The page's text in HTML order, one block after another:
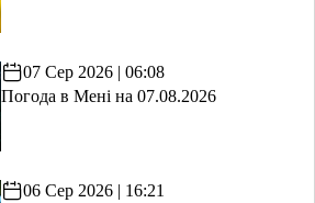
07 Сер 2026 | 06:08
Погода в Мені на 07.08.2026
06 Сер 2026 | 16:21